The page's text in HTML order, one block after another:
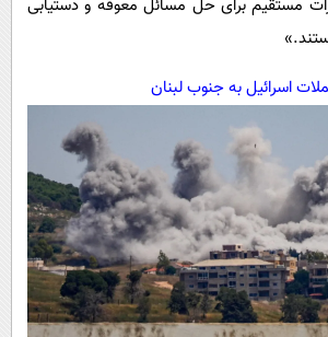
مستقیم برای حل مسائل معوقه و دستیابی
اسرائیل به جنوب لبنان